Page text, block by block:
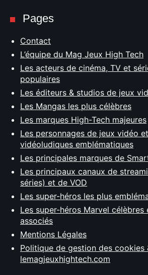
Pages
Contact
L’équipe du Mag Jeux High Tech
Les acteurs de cinéma, TV et
populaires
Les éditeurs & studios de jeux
Les Mangas les plus célèbres
Les marques High-Tech majeures
Les personnages de jeux vidéo
vidéoludiques emblématiques
Les principales marques de
Les principaux canaux de
séries) et de VOD
Les super-héros les plus
Les super-héros Marvel célèbres
associés
Mentions Légales
Politique de gestion des cookies
lemagjeuxhightech.com